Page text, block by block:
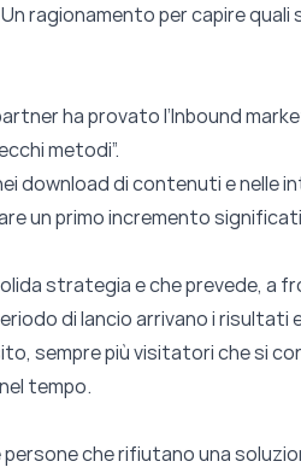
ragionamento per capire quali
ha provato l’Inbound
metodi”.
download di contenuti e nelle
un primo incremento
strategia e che prevede, a
di lancio arrivano i risultati
sempre più visitatori che si
tempo.
che rifiutano una